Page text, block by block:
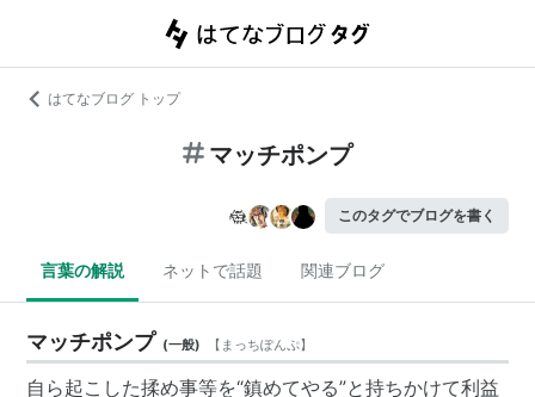
はてなブログ トップ
マッチポンプ
このタグでブログを書く
言葉の解説 ネットで話題 関連ブログ
マッチポンプ (一般) 【 まっちぽんぷ】
自ら起こした揉め事等を“鎮めてやる”と持ちかけて利益